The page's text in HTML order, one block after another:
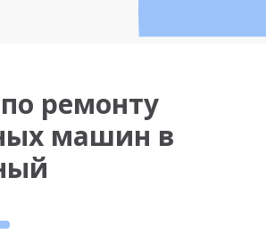
ремонту
машин в